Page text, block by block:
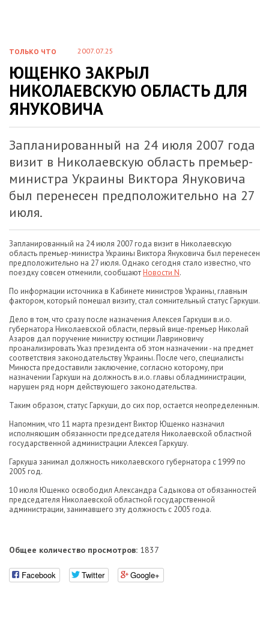
ТОЛЬКО ЧТО 2007.07.25
ЮЩЕНКО ЗАКРЫЛ
НИКОЛАЕВСКУЮ ОБЛАСТЬ ДЛЯ
ЯНУКОВИЧА
Запланированный на 24 июля 2007 года
визит в Николаевскую область премьер-
министра Украины Виктора Януковича
был перенесен предположительно на 27
июля.
Запланированный на 24 июля 2007 года визит в Николаевскую
область премьер-министра Украины Виктора Януковича был перенесен
предположительно на 27 июля. Однако сегодня стало известно, что
поездку совсем отменили, сообщаютНовости N.
По информации источника в Кабинете министров Украины, главным
фактором, который помешал визиту, стал сомнительный статус Гаркуши.
Дело в том, что сразу после назначения Алексея Гаркуши в.и.о.
губернатора Николаевской области, первый вице-премьер Николай
Азаров дал поручение министру юстиции Лавриновичу
проанализировать Указ президента об этом назначении - на предмет
соответствия законодательству Украины. После чего, специалисты
Минюста предоставили заключение, согласно которому, при
назначении Гаркуши на должность в.и.о. главы обладминистрации,
нарушен ряд норм действующего законодательства.
Таким образом, статус Гаркуши, до сих пор, остается неопределенным.
Напомним, что 11 марта президент Виктор Ющенко назначил
исполняющим обязанности председателя Николаевской областной
государственной администрации Алексея Гаркушу.
Гаркуша занимал должность николаевского губернатора с 1999 по
2005 год.
10 июля Ющенко освободил Александра Садыкова от обязанностей
председателя Николаевской областной государственной
администрации, занимавшего эту должность с 2005 года.
Общее количество просмотров: 1837
Facebook Twitter Google+